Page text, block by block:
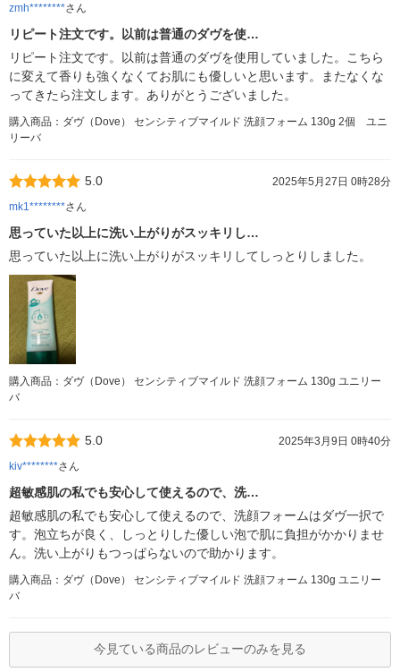
zmh********さん
リピート注文です。以前は普通のダヴを使…
リピート注文です。以前は普通のダヴを使用していました。こちら
に変えて香りも強くなくてお肌にも優しいと思います。またなくな
ってきたら注文します。ありがとうございました。
購入商品：ダヴ（Dove） センシティブマイルド 洗顔フォーム 130g 2個 ユニ
リーバ
5.0
2025年5月27日 0時28分
mk1********さん
思っていた以上に洗い上がりがスッキリし…
思っていた以上に洗い上がりがスッキリしてしっとりしました。
購入商品：ダヴ（Dove） センシティブマイルド 洗顔フォーム 130g ユニリー
バ
5.0
2025年3月9日 0時40分
kiv********さん
超敏感肌の私でも安心して使えるので、洗…
超敏感肌の私でも安心して使えるので、洗顔フォームはダヴ一択で
す。泡立ちが良く、しっとりした優しい泡で肌に負担がかかりませ
ん。洗い上がりもつっぱらないので助かります。
購入商品：ダヴ（Dove） センシティブマイルド 洗顔フォーム 130g ユニリー
バ
今見ている商品のレビューのみを見る